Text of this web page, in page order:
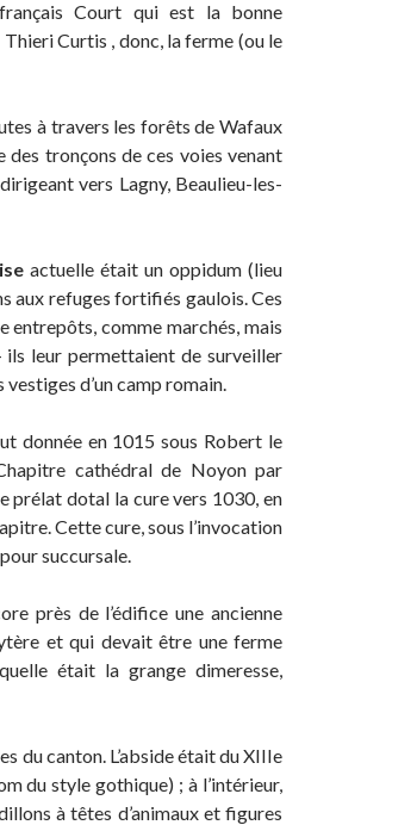
Court qui est la bonne
Curtis , donc, la ferme (ou le
à travers les forêts de Wafaux
tronçons de ces voies venant
vers Lagny, Beaulieu-les-
actuelle était un oppidum (lieu
aux refuges fortifiés gaulois. Ces
entrepôts, comme marchés, mais
ils leur permettaient de surveiller
d’un camp romain.
en 1015 sous Robert le
cathédral de Noyon par
prélat dotal la cure vers 1030, en
Cette cure, sous l’invocation
succursale.
de l’édifice une ancienne
et qui devait être une ferme
était la grange dimeresse,
canton. L’abside était du XIIIe
du style gothique) ; à l’intérieur,
à têtes d’animaux et figures